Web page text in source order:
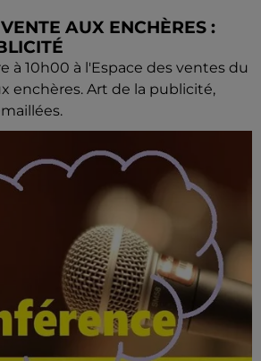
AUX ENCHÈRES :
à 10h00 à l'Espace des ventes du
enchères. Art de la publicité,